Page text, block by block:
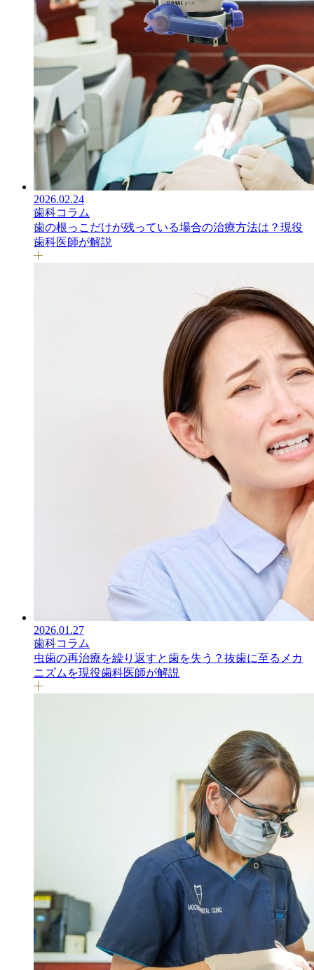
2026.02.24
歯科コラム
歯の根っこだけが残っている場合の治療方法は？現役
歯科医師が解説
2026.01.27
歯科コラム
虫歯の再治療を繰り返すと歯を失う？抜歯に至るメカ
ニズムを現役歯科医師が解説